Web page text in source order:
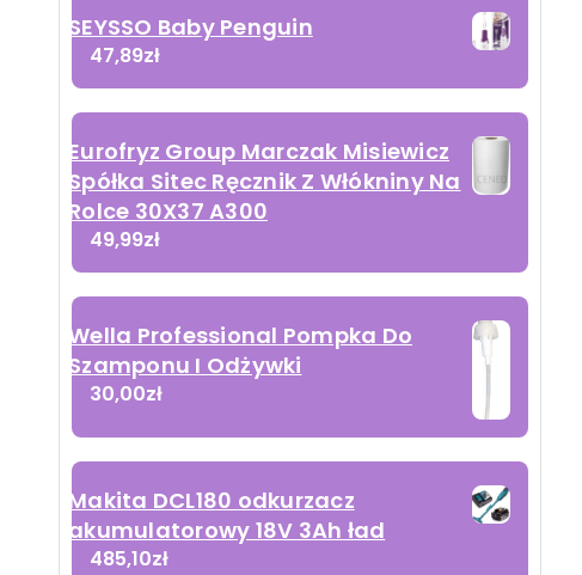
SEYSSO Baby Penguin
47,89zł
Eurofryz Group Marczak Misiewicz
Spółka Sitec Ręcznik Z Włókniny Na
Rolce 30X37 A300
49,99zł
Wella Professional Pompka Do
Szamponu I Odżywki
30,00zł
Makita DCL180 odkurzacz
akumulatorowy 18V 3Ah ład
485,10zł